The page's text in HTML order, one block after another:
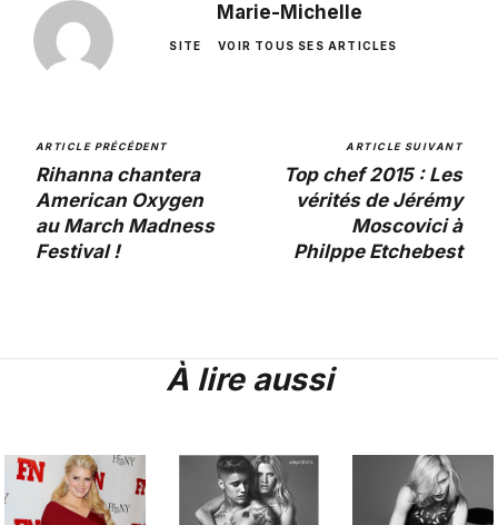
Marie-Michelle
SITE VOIR TOUS SES ARTICLES
ARTICLE PRÉCÉDENT
Rihanna chantera
American Oxygen
au March Madness
Festival !
ARTICLE SUIVANT
Top chef 2015 : Les
vérités de Jérémy
Moscovici à
Philppe Etchebest
À lire aussi